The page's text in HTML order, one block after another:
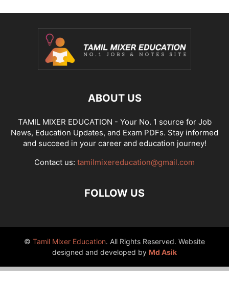
ABOUT US
TAMIL MIXER EDUCATION - Your No. 1 source for Job
News, Education Updates, and Exam PDFs. Stay informed
and succeed in your career and education journey!
Contact us: tamilmixereducation@gmail.com
FOLLOW US
© Tamil Mixer Education. All Rights Reserved. Website
designed and developed by Md Asik